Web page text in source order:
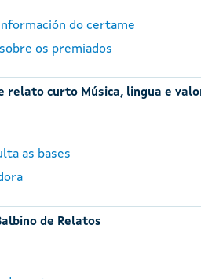
do certame
os premiados
relato curto Música, lingua e
as bases
de Relatos